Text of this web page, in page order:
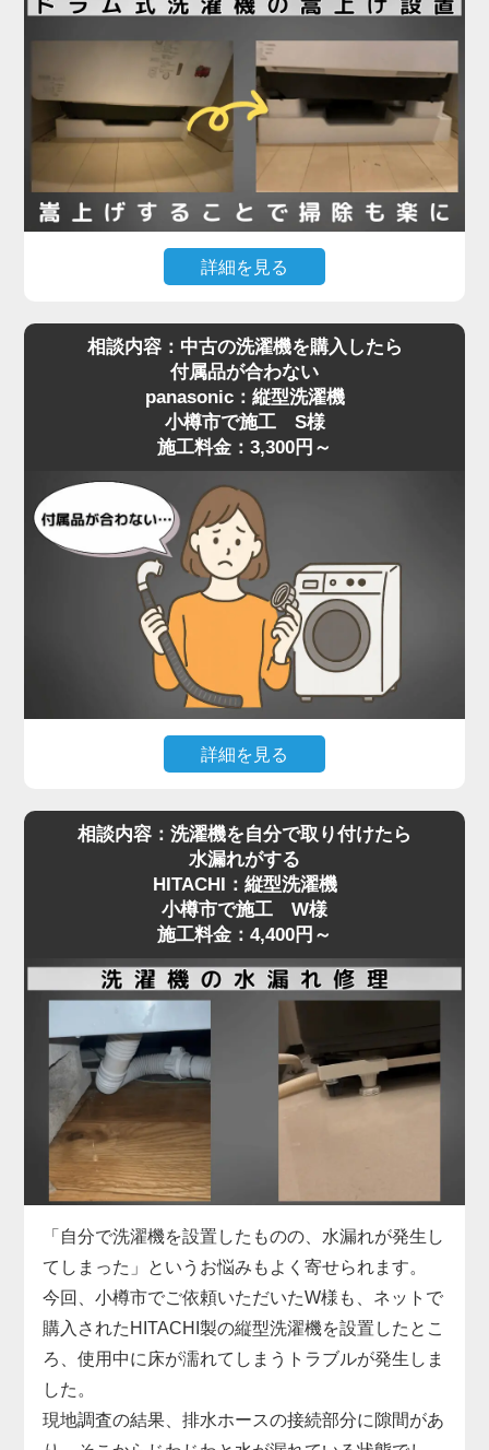
栓金具）が本体と干渉してしまい、奥まで入らず断
念されたとのことでした。
現地確認のうえ、干渉の原因が水栓の出っ張りであ
ることを特定。そこで、出幅の少ない「壁ピタ水
栓」に交換することで、洗濯機がすっきり収まるス
ペースを確保しました。その後、洗濯機を慎重に搬
入・設置し、給水・排水ホースの接続、動作確認ま
で丁寧に対応。施工料金は13,780円～で、機器の扱
いが難しい場所でもしっかりサポートしています。
洗濯機取り付けは「置くだけ」では済まない場合も
多く、ちょっとした配管や水栓の干渉が障害になる
ことがあります。設置でお困りの際は、ぜひ専門業
者へご相談ください。プロの目線で、的確な対応を
ご提案いたします。
詳細を見る
圧洗浄に対応するには、洗濯機を嵩上げしないとい
けない」と管理会社から案内されたものの、「洗濯
機が重すぎて持ち上げられない」というお悩みで、
小樽市でご依頼いただいたK様の施工事例をご紹介
設置されていたのは、Panasonicのドラム式洗濯
機。一般的な縦型と比べて本体が非常に重く、ご自
身で嵩上げ台を取り付けるのは現実的ではありませ
んでした。当店では、専用の工具で熟練のスタッフ
が慎重に本体を持ち上げ、水平を保ったまま嵩上げ
台を正しく設置。わずかな傾きでも動作や振動に影
響が出るため、細部まで調整しながら施工を進めま
施工後は洗濯機の下に空間ができたことで、今後の
配管清掃もスムーズに行える状態に。施工料金は
洗濯機取り付けにおける嵩上げ作業は、重量物の取
り扱いと設置バランスが重要。プロの手による確実
な設置をご希望の方は、ぜひ一度ご相談ください。
安全かつ丁寧に対応いたします。
相談内容：中古の洗濯機を購入したら
付属品が合わない
panasonic：縦型洗濯機
小樽市で施工 S様
施工料金：3,300円～
詳細を見る
で、状態の良い中古の洗濯機を購入される方も増え
ていますが、**実際に設置しようとした際に「付属
品が合わない」といったトラブルも少なくありませ
ん。小樽市で施工をご依頼いただいたS様も、中古
で購入されたPanasonicの縦型洗濯機の取り付けに
お困りでした。
具体的には、給水ホースの形状がご自宅の水栓と合
わず、さらに排水ホースも短くて排水口まで届かな
い状態。当店では、現地の設備に合った専用の給水
ホースをその場で用意し、排水ホースも延長パーツ
で対応。しっかりと固定・接続を行い、動作確認ま
で丁寧にサポートしました。施工料金は3,300円～
で、無駄な出費を抑えつつ、安全に取り付けを完了
しています。
洗濯機取り付けは、本体だけでなく「設置環境に合
った付属品の選定」がとても重要です。特に中古品
の場合、部品の欠品や劣化があることも多いため、
専門業者による現地対応でスムーズに解決するのが
安心です。お困りの際はぜひお気軽にご相談くださ
い。
相談内容：洗濯機を自分で取り付けたら
水漏れがする
HITACHI：縦型洗濯機
小樽市で施工 W様
施工料金：4,400円～
「自分で洗濯機を設置したものの、水漏れが発生し
てしまった」というお悩みもよく寄せられます。
今回、小樽市でご依頼いただいたW様も、ネットで
購入されたHITACHI製の縦型洗濯機を設置したとこ
ろ、使用中に床が濡れてしまうトラブルが発生しま
した。
現地調査の結果、排水ホースの接続部分に隙間があ